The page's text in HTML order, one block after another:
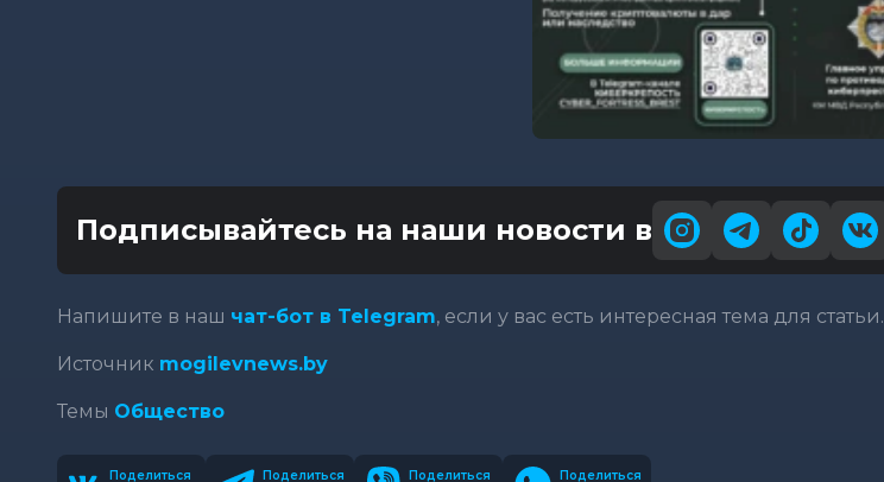
Подписывайтесь на наши новости в
Напишите в наш чат-бот в Telegram, если у вас есть интересная тема для статьи.
Источник mogilevnews.by
Темы Общество
Поделиться Поделиться Поделиться Поделиться